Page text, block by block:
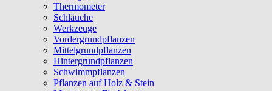
Thermometer
Schläuche
Werkzeuge
Vordergrundpflanzen
Mittelgrundpflanzen
Hintergrundpflanzen
Schwimmpflanzen
Pflanzen auf Holz & Stein